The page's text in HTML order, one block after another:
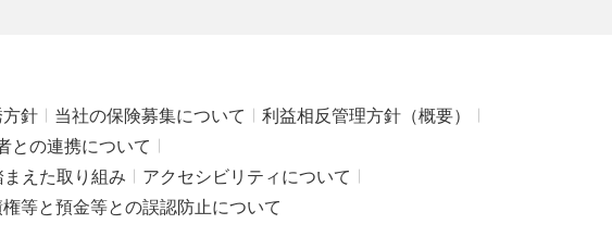
針 当社の保険募集について
利益相反管理方針（概要）
との連携について
えた取り組み
アクセシビリティについて
等と預金等との誤認防止について